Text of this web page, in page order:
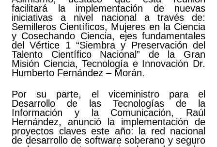
facilitará la implementación de nuevas
iniciativas a nivel nacional a través de:
Semilleros Científicos, Mujeres en la Ciencia
y Cosechando Ciencia, ejes fundamentales
del Vértice 1 “Siembra y Preservación del
Talento Científico Nacional” de la Gran
Misión Ciencia, Tecnología e Innovación Dr.
Humberto Fernández – Morán.
Por su parte, el viceministro para el
Desarrollo de las Tecnologías de la
Información y la Comunicación, Raúl
Hernández, anunció la implementación de
proyectos claves este año: la red nacional
de desarrollo de software soberano y seguro